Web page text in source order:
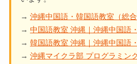
→ 沖縄中国語・韓国語教室（総合
→ 中国語教室 沖縄｜沖縄中国語
→ 韓国語教室 沖縄｜沖縄中国語
→ 沖縄マイクラ部 プログラミン